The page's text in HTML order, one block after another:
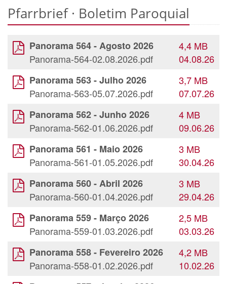
Pfarrbrief · Boletim Paroquial
Panorama 564 - Agosto 2026
Panorama-564-02.08.2026.pdf
4,4 MB
04.08.26
Panorama 563 - Julho 2026
Panorama-563-05.07.2026.pdf
3,7 MB
07.07.26
Panorama 562 - Junho 2026
Panorama-562-01.06.2026.pdf
4 MB
09.06.26
Panorama 561 - Maio 2026
Panorama-561-01.05.2026.pdf
3 MB
30.04.26
Panorama 560 - Abril 2026
Panorama-560-01.04.2026.pdf
3 MB
29.04.26
Panorama 559 - Março 2026
Panorama-559-01.03.2026.pdf
2,5 MB
03.03.26
Panorama 558 - Fevereiro 2026
Panorama-558-01.02.2026.pdf
4,2 MB
10.02.26